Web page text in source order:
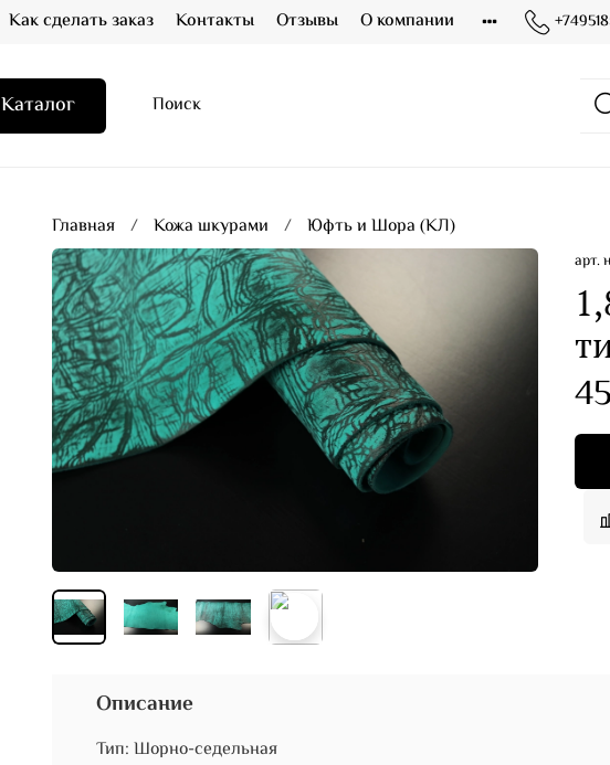
Как сделать заказ Контакты Отзывы О компании
Каталог
Главная Кожа шкурами Юфть и Шора (КЛ)
арт.
Описание
Тип: Шорно-седельная